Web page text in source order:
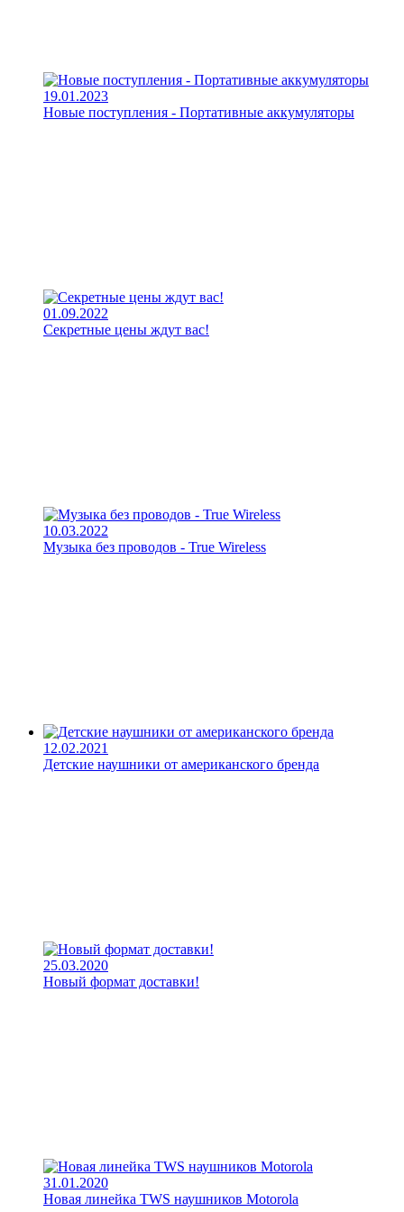
19.01.2023
Новые поступления - Портативные аккумуляторы
01.09.2022
Секретные цены ждут вас!
10.03.2022
Музыка без проводов - True Wireless
12.02.2021
Детские наушники от американского бренда
25.03.2020
Новый формат доставки!
31.01.2020
Новая линейка TWS наушников Motorola